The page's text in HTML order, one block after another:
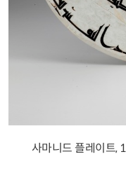
사마니드 플레이트,